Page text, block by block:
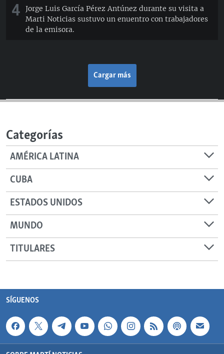
4
Jorge Luis García Pérez Antúnez durante su visita a
Marti Noticias sustuvo un enuentro con trabajadores
de la emisora.
Cargar más
Categorías
AMÉRICA LATINA
CUBA
ESTADOS UNIDOS
MUNDO
TITULARES
SÍGUENOS